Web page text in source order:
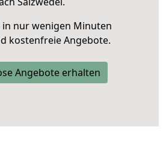
in nur wenigen Minuten
kostenfreie Angebote.
Angebote erhalten